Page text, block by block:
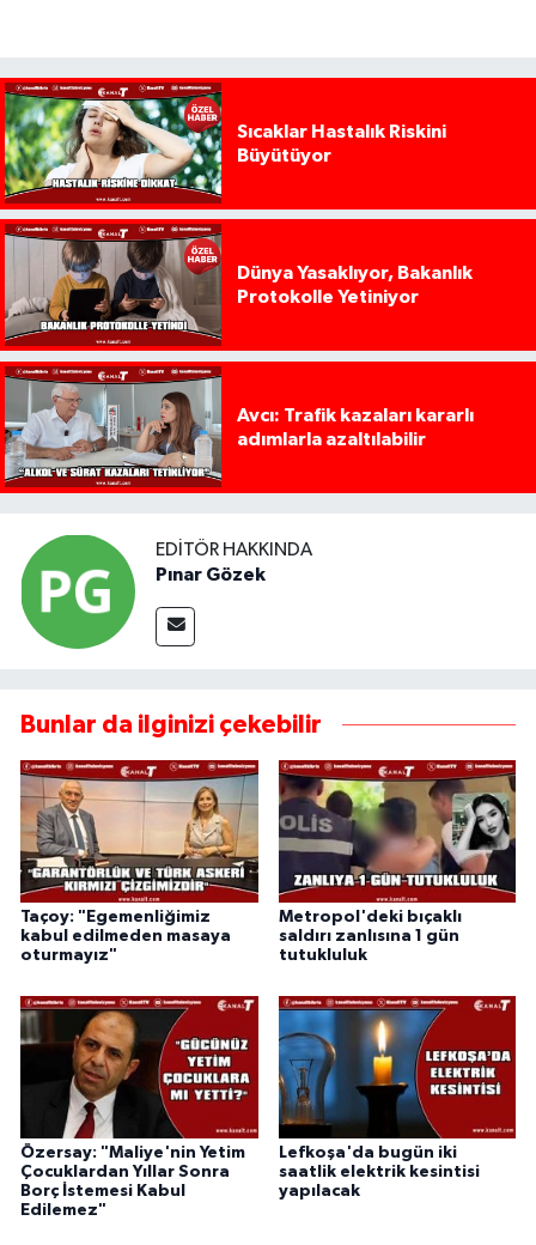
Sıcaklar Hastalık Riskini
Büyütüyor
Dünya Yasaklıyor, Bakanlık
Protokolle Yetiniyor
Avcı: Trafik kazaları kararlı
adımlarla azaltılabilir
EDITÖR HAKKINDA
Pınar Gözek
Bunlar da ilginizi çekebilir
Taçoy: "Egemenliğimiz
kabul edilmeden masaya
oturmayız"
Metropol'deki bıçaklı
saldırı zanlısına 1 gün
tutukluluk
Özersay: "Maliye'nin Yetim
Çocuklardan Yıllar Sonra
Borç İstemesi Kabul
Edilemez"
Lefkoşa'da bugün iki
saatlik elektrik kesintisi
yapılacak